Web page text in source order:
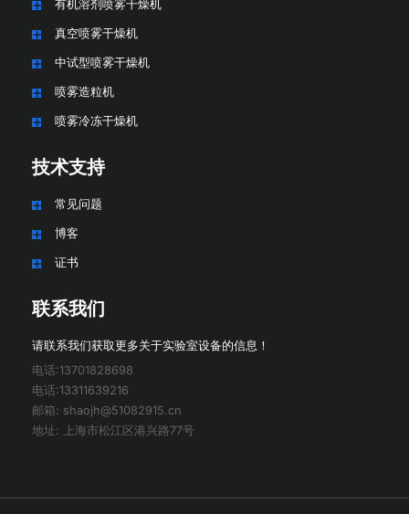
有机溶剂喷雾干燥机
真空喷雾干燥机
中试型喷雾干燥机
喷雾造粒机
喷雾冷冻干燥机
技术支持
常见问题
博客
证书
联系我们
请联系我们获取更多关于实验室设备的信息！
电话:13701828698
电话:13311639216
邮箱: shaojh@51082915.cn
地址: 上海市松江区港兴路77号